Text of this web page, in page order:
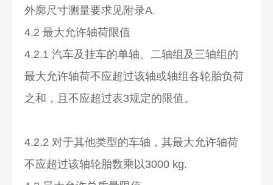
外廓尺寸测量要求见附录A.
4.2 最大允许轴荷限值
4.2.1 汽车及挂车的单轴、二轴组及三轴组的
最大允许轴荷不应超过该轴或轴组各轮胎负荷
之和，且不应超过表3规定的限值。
4.2.2 对于其他类型的车轴，其最大允许轴荷
不应超过该轴轮胎数乘以3000 kg.